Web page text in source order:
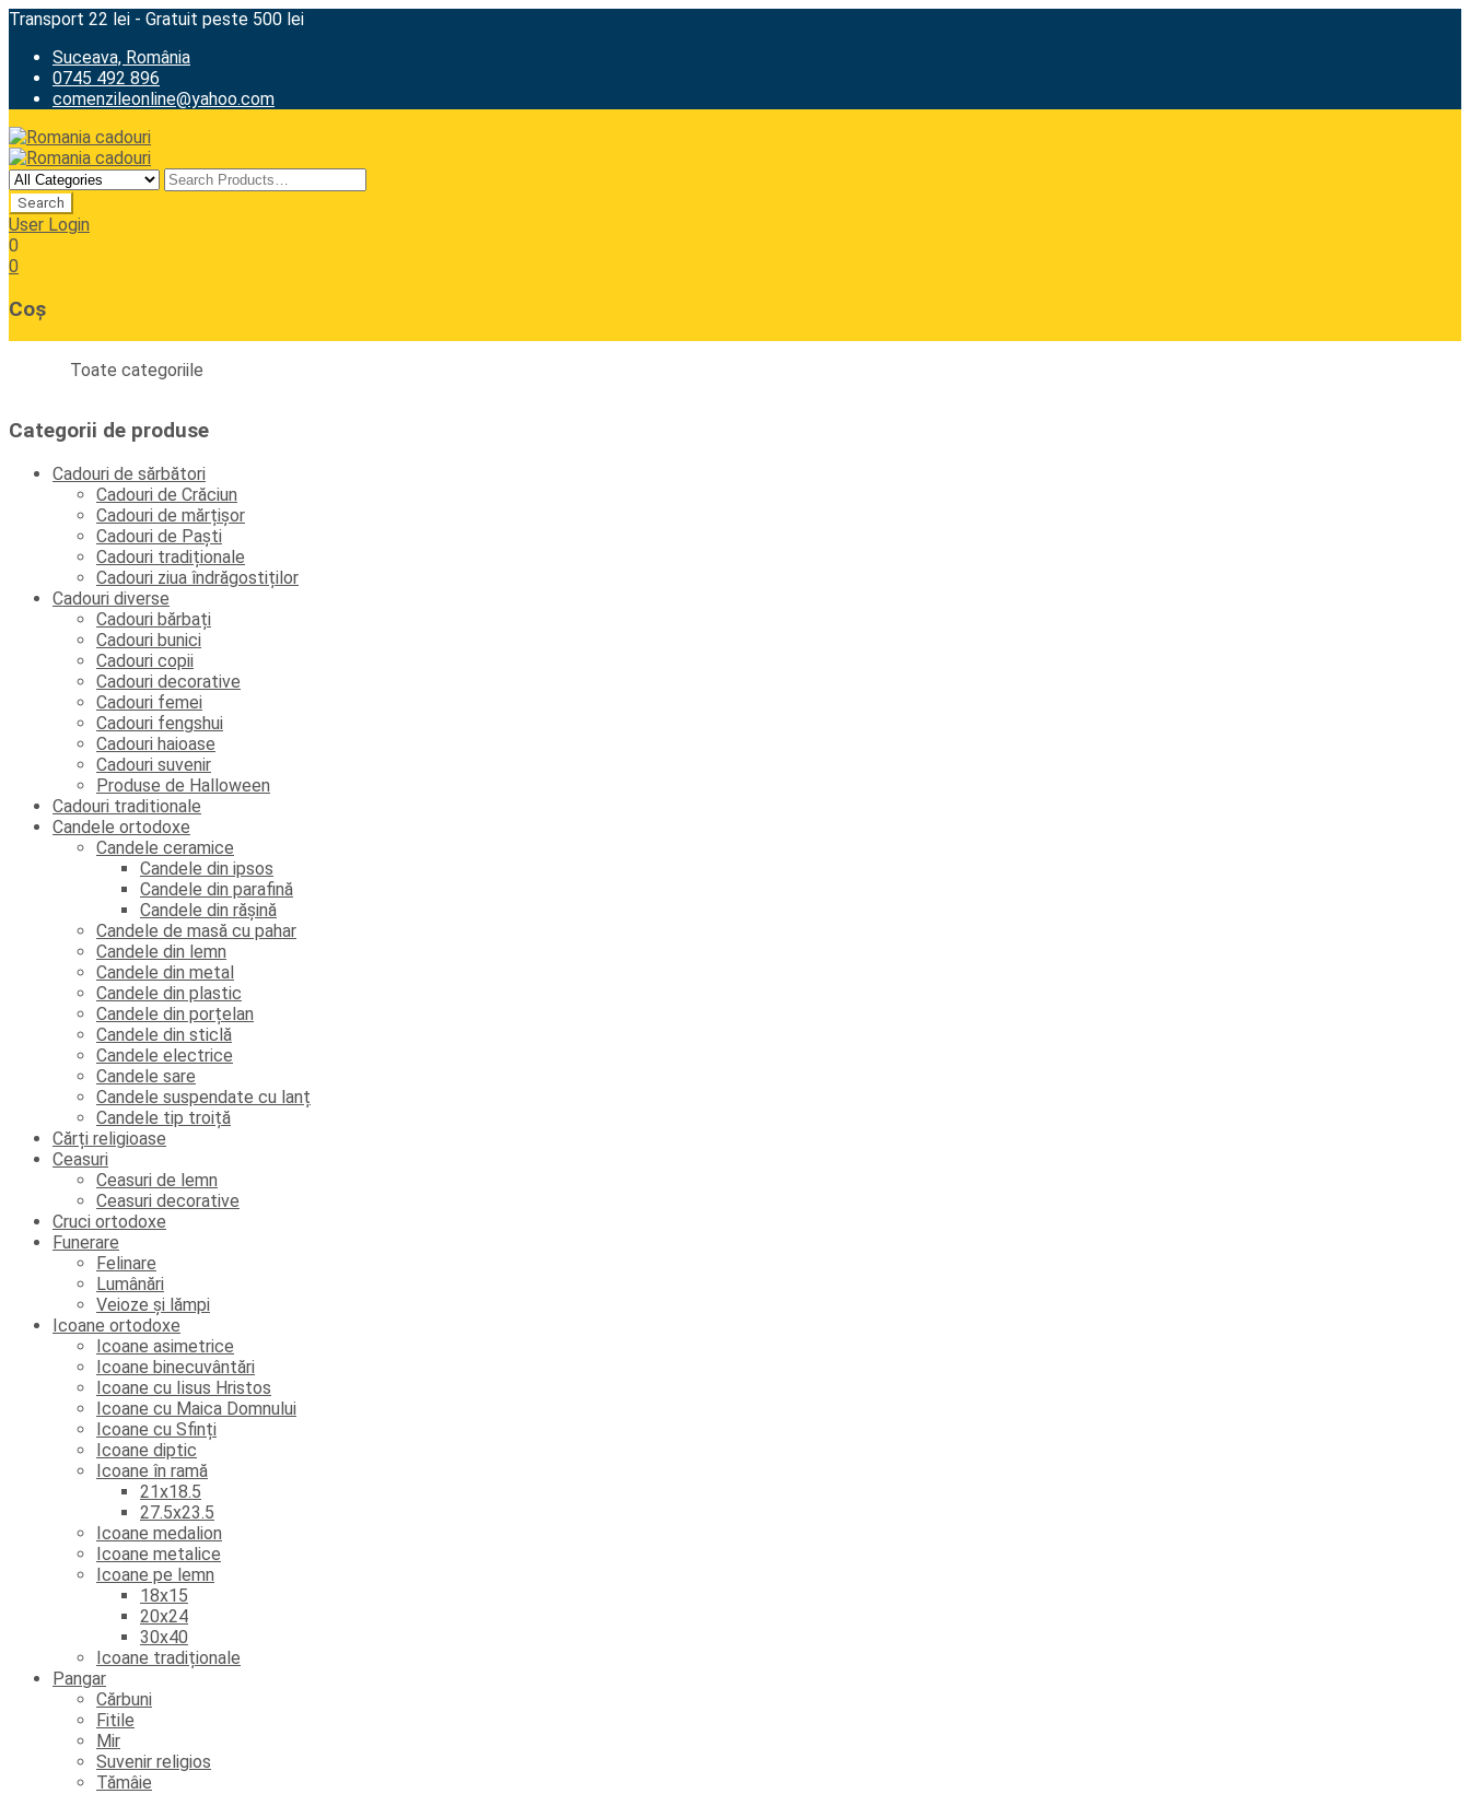
Transport 22 lei - Gratuit peste 500 lei
Suceava, România
0745 492 896
comenzileonline@yahoo.com
User Login
0
0
Coș
Toate categoriile
Categorii de produse
Cadouri de sărbători
Cadouri de Crăciun
Cadouri de mărțișor
Cadouri de Paști
Cadouri tradiționale
Cadouri ziua îndrăgostiților
Cadouri diverse
Cadouri bărbați
Cadouri bunici
Cadouri copii
Cadouri decorative
Cadouri femei
Cadouri fengshui
Cadouri haioase
Cadouri suvenir
Produse de Halloween
Cadouri traditionale
Candele ortodoxe
Candele ceramice
Candele din ipsos
Candele din parafină
Candele din rășină
Candele de masă cu pahar
Candele din lemn
Candele din metal
Candele din plastic
Candele din porțelan
Candele din sticlă
Candele electrice
Candele sare
Candele suspendate cu lanț
Candele tip troiță
Cărți religioase
Ceasuri
Ceasuri de lemn
Ceasuri decorative
Cruci ortodoxe
Funerare
Felinare
Lumânări
Veioze și lămpi
Icoane ortodoxe
Icoane asimetrice
Icoane binecuvântări
Icoane cu Iisus Hristos
Icoane cu Maica Domnului
Icoane cu Sfinți
Icoane diptic
Icoane în ramă
21x18.5
27.5x23.5
Icoane medalion
Icoane metalice
Icoane pe lemn
18x15
20x24
30x40
Icoane tradiționale
Pangar
Cărbuni
Fitile
Mir
Suvenir religios
Tămâie